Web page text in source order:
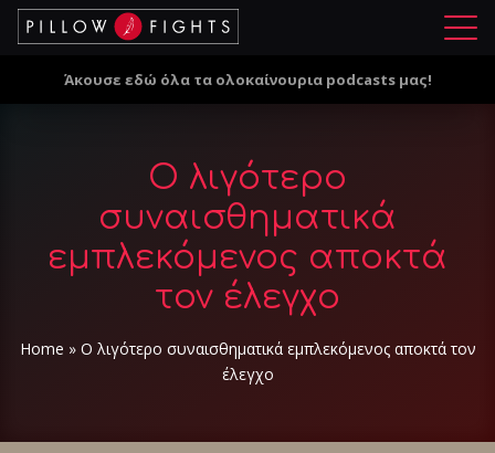
Μ
ο
Άκουσε εδώ όλα τα ολοκαίνουρια podcasts μας!
Ο λιγότερο
συναισθηματικά
εμπλεκόμενος αποκτά
τον έλεγχο
Home » Ο λιγότερο συναισθηματικά εμπλεκόμενος αποκτά τον
έλεγχο